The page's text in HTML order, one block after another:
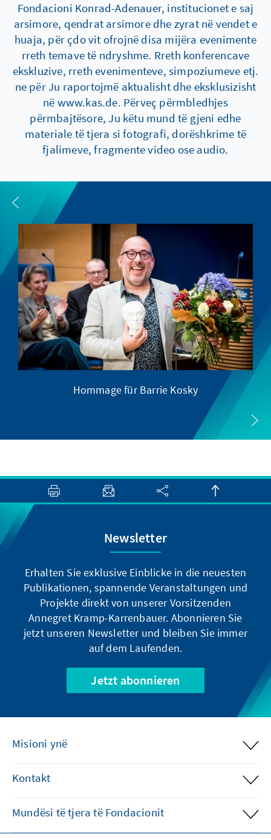
Fondacioni Konrad-Adenauer, institucionet e saj
arsimore, qendrat arsimore dhe zyrat në vendet e
huaja, për çdo vit ofrojnë disa mijëra evenimente
rreth temave të ndryshme. Rreth konferencave
ekskluzive, rreth evenimenteve, simpoziumeve etj.
ne për Ju raportojmë aktualisht dhe eksklusizisht
në www.kas.de. Përveç përmbledhjes
përmbajtësore, Ju këtu mund të gjeni edhe
materiale të tjera si fotografi, dorëshkrime të
fjalimeve, fragmente video ose audio.
Hommage für Barrie Kosky
Newsletter
Erhalten Sie exklusive Einblicke in die neuesten
Publikationen, spannende Veranstaltungen und
Projekte direkt von unserer Vorsitzenden
Annegret Kramp-Karrenbauer. Abonnieren Sie
jetzt unseren Newsletter und bleiben Sie immer
auf dem Laufenden.
Jetzt abonnieren
Misioni ynë
Kontakt
Mundësi të tjera të Fondacionit